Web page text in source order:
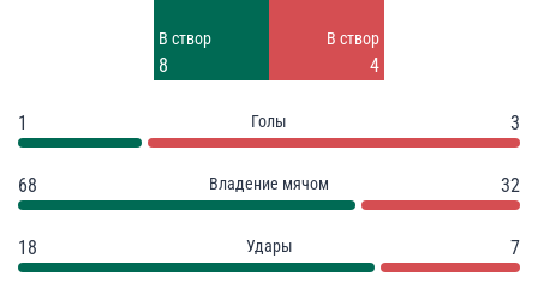
В створ
8
В створ
4
1 Голы 3
68 Владение мячом 32
18 Удары 7